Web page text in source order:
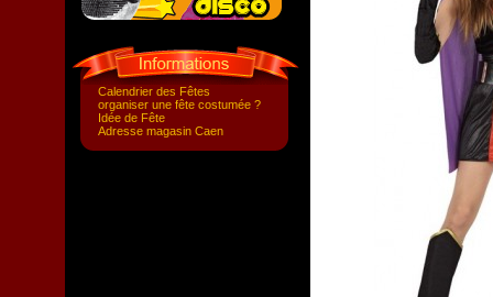
Calendrier des Fêtes
organiser une fête costumée ?
Idée de Fête
Adresse magasin Caen